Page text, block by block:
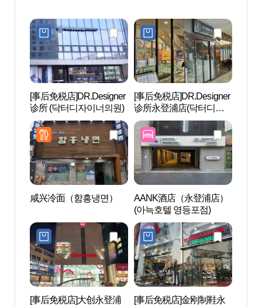
[事后免税店]DR.Designer
诊所 (닥터디자이너의원)
[事后免税店]DR.Designer
诊所永登浦店(닥터디자
이너의원 영등포)
咸兴冷面（함흥냉면）
AANK酒店（永登浦店）
(아늑호텔 영등포점)
[事后免税店]大创永登浦
[事后免税店]金刚制鞋永